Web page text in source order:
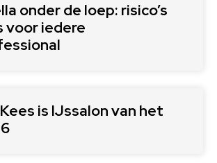
onder de loep: risico’s
voor iedere
is IJssalon van het